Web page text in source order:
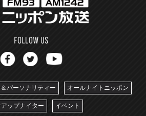
パーソナリティー オールナイトニッポン
ップナイター イベント